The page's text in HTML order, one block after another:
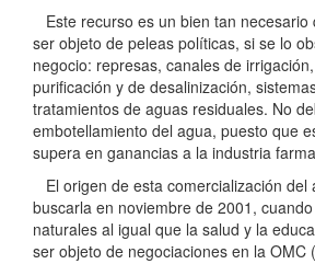
Este recurso es un bien tan necesario
ser objeto de peleas políticas, si se lo
negocio: represas, canales de
purificación y de desalinización,
tratamientos de aguas residuales. No
embotellamiento del agua, puesto que
supera en ganancias a la industria
El origen de esta comercialización del
buscarla en noviembre de 2001,
naturales al igual que la salud y la
ser objeto de negociaciones en la OMC (